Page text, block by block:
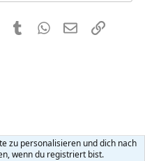
PinterestTumblr WhatsApp
E-MailLink
zu personalisieren und dich nach
wenn du registriert bist.